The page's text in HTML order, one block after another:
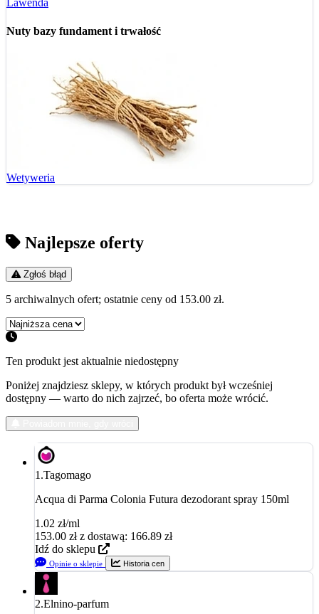
Lawenda
Nuty bazy fundament i trwałość
Wetyweria
Najlepsze oferty
Zgłoś błąd
5 archiwalnych ofert; ostatnie ceny od 153.00 zł.
Ten produkt jest aktualnie niedostępny
Poniżej znajdziesz sklepy, w których produkt był wcześniej
dostępny — warto do nich zajrzeć, bo oferta może wrócić.
1.Tagomago
Acqua di Parma Colonia Futura dezodorant spray 150ml
1.02 zł/ml
153.00 zł z dostawą: 166.89 zł
Idź do sklepu
Opinie o sklepie Historia cen
2.Elnino-parfum